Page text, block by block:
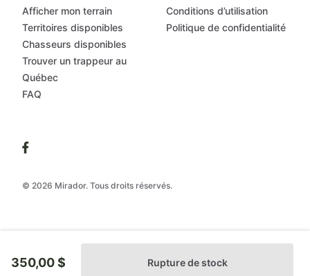
350,00 $ Rupture de stock
© 2026 Mirador. Tous droits réservés.
Afficher mon terrain
Territoires disponibles
Chasseurs disponibles
Trouver un trappeur au
Québec
FAQ
Conditions d’utilisation
Politique de confidentialité